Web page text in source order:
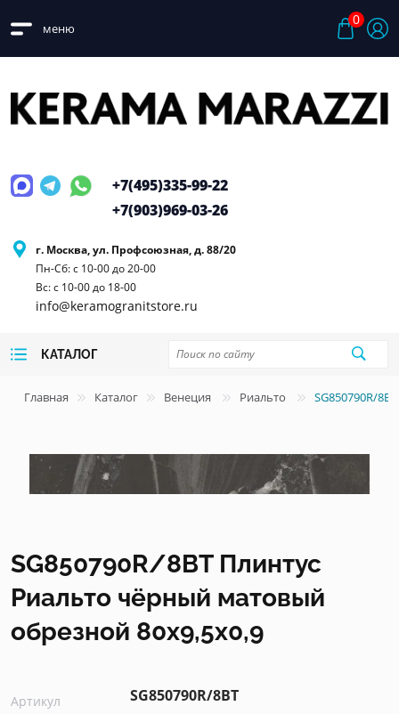
меню
0
г. Москва, ул. Профсоюзная, д. 88/20
Пн-Сб: с 10-00 до 20-00
Вс: с 10-00 до 18-00
info@keramogranitstore.ru
+7(495)335-99-22
+7(903)969-03-26
КАТАЛОГ
Главная Каталог Венеция Риальто SG850790R/
SG850790R/8BT Плинтус
Риальто чёрный матовый
обрезной 80x9,5x0,9
Артикул SG850790R/8BT